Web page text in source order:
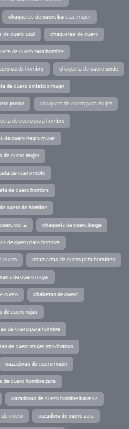
chaquetas de cuero baratas mujer
de cuero azul chaquetas de cuero
de cuero zara hombre
verde hombre chaqueta de cuero verde
de cuero sintetico mujer
precio chaqueta de cuero para mujer
de cuero para hombre
de cuero negra mujer
de cuero mujer
de cuero moto
de cuero hombre
cuero de hombre
corta chaqueta de cuero beige
de cuero para hombre
cuero chamarras de cuero para hombres
de cuero mujer
cuero chaketas de cuero
de cuero rojas
de cuero para hombre
de cuero mujer stradivarius
cazadoras de cuero mujer
de cuero hombre zara
cazadoras de cuero hombre baratas
de cuero cazadora de cuero zara